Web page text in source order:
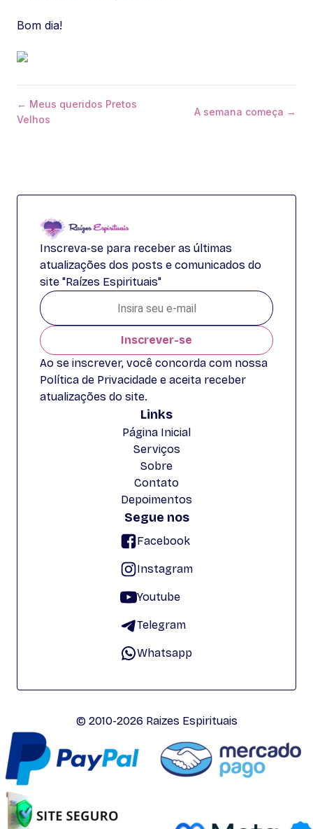
Bom dia!
← Meus queridos Pretos
Velhos
A semana começa →
Inscreva-se para receber as últimas
atualizações dos posts e comunicados do
site "Raízes Espirituais"
Inscrever-se
Ao se inscrever, você concorda com nossa
Política de Privacidade e aceita receber
atualizações do site.
Links
Página Inicial
Serviços
Sobre
Contato
Depoimentos
Segue nos
Facebook
Instagram
Youtube
Telegram
Whatsapp
© 2010-2026 Raizes Espirituais